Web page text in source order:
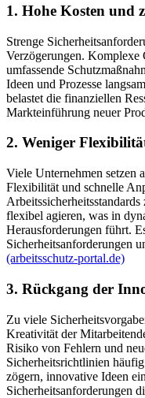
1. Hohe Kosten und
Strenge
Verzögerungen. Komplexe
umfassende
Ideen und Prozesse
belastet die finanziellen
Markteinführung neuer
2. Weniger
Viele Unternehmen setzen
Flexibilität und schnelle
flexibel agieren, was in
Herausforderungen führt.
Sicherheitsanforderungen
(arbeitsschutz-portal.de)
3. Rückgang der
Zu viele
Kreativität der
Risiko von Fehlern und
Sicherheitsrichtlinien
zögern, innovative Ideen
Sicherheitsanforderungen